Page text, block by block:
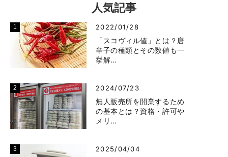
人気記事
2022/01/28
「スコヴィル値」とは？唐
辛子の種類とその数値も一
挙解…
2024/07/23
無人販売所を開業するため
の基本とは？資格・許可や
メリ…
2025/04/04